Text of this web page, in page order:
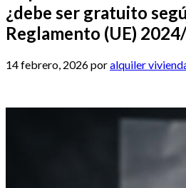
¿debe ser gratuito
Reglamento (UE)
14 febrero, 2026poralquiler